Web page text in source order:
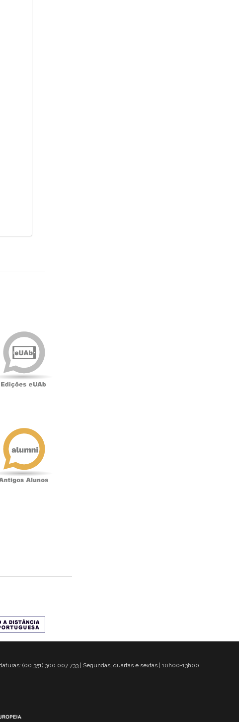
(00 351) 300 007 733 | Segundas, quartas e sextas | 10h00-13h00